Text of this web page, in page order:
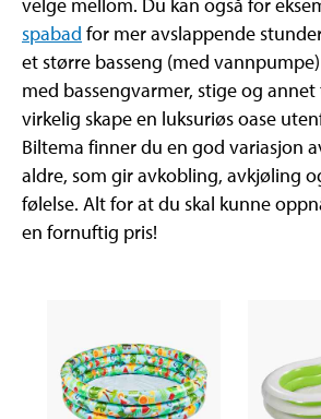
spabad for mer avslappende
et større basseng (med
med bassengvarmer, stige og
virkelig skape en luksuriøs oase
Biltema finner du en god variasjon
aldre, som gir avkobling, avkjøling
følelse. Alt for at du skal kunne
en fornuftig pris!